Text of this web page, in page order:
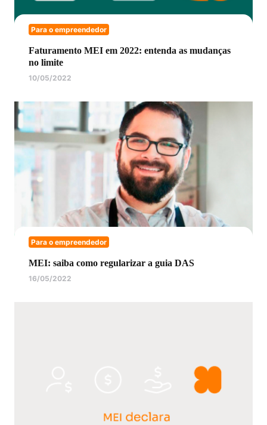
Para o empreendedor
Faturamento MEI em 2022: entenda as mudanças
no limite
10/05/2022
Para o empreendedor
MEI: saiba como regularizar a guia DAS
16/05/2022